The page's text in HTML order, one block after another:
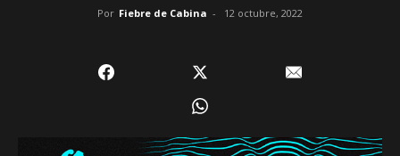
Por Fiebre de Cabina - 12 octubre, 2022